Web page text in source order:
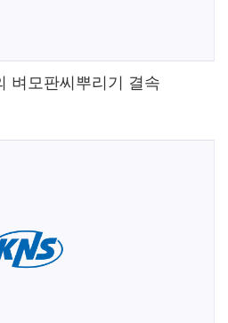
벼모판씨뿌리기 결속